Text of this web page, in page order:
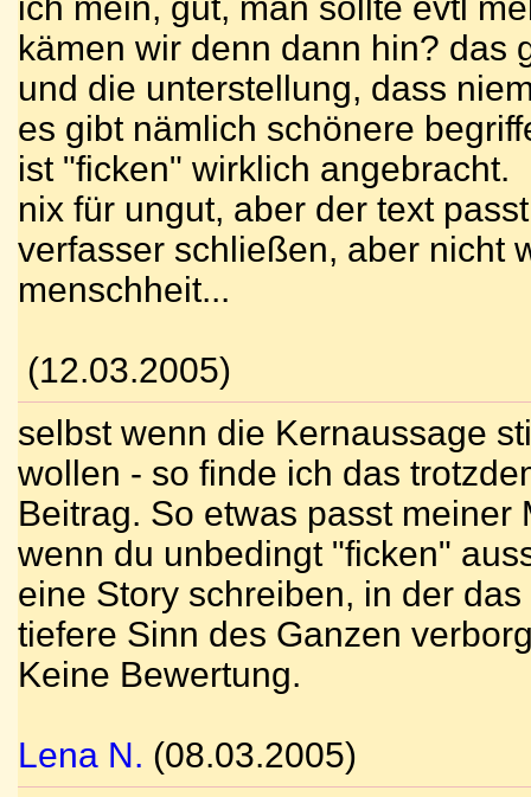
kämen wir denn dann hin? das
und die unterstellung, dass
es gibt nämlich schönere
ist "ficken" wirklich angebracht.
nix für ungut, aber der text
verfasser schließen, aber nicht
menschheit...
(12.03.2005)
selbst wenn die Kernaussage
wollen - so finde ich das
Beitrag. So etwas passt
wenn du unbedingt "ficken"
eine Story schreiben, in der
tiefere Sinn des Ganzen
Keine Bewertung.
Lena N. (08.03.2005)